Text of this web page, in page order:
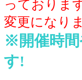
っておりま
変更になり
※開催時間
す!